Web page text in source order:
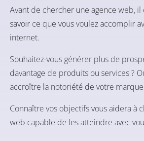
Avant de chercher une agence web, il
savoir ce que vous voulez accomplir
internet.
Souhaitez-vous générer plus de
davantage de produits ou services ?
accroître la notoriété de votre
Connaître vos objectifs vous aidera à
web capable de les atteindre avec